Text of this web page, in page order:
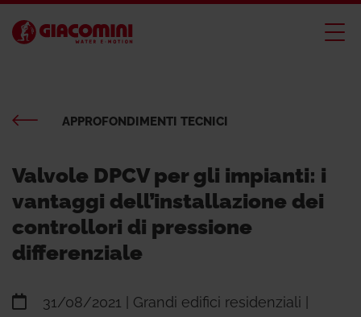
APPROFONDIMENTI TECNICI
Valvole DPCV per gli impianti: i
vantaggi dell’installazione dei
controllori di pressione
differenziale
31/08/2021
| Grandi edifici residenziali |